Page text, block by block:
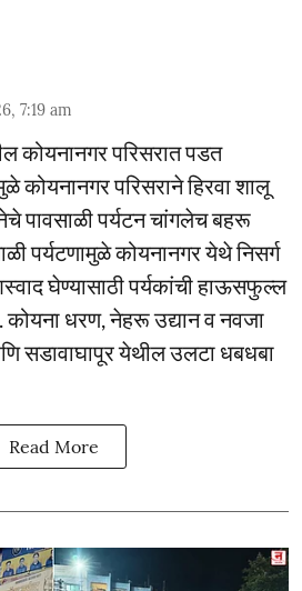
7:19 am
कोयनानगर परिसरात पडत
कोयनानगर परिसराने हिरवा शालू
पावसाळी पर्यटन चांगलेच बहरू
पर्यटणामुळे कोयनानगर येथे निसर्ग
घेण्यासाठी पर्यकांची हाऊसफुल्ल
कोयना धरण, नेहरू उद्यान व नवजा
सडावाघापूर येथील उलटा धबधबा
Read More